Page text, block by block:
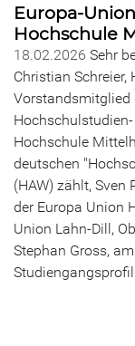
Europa-
Hochschule
18.02.2026 Sehr
Christian
Vorstandsmitglied
Hochschule
deutschen
(HAW) zählt, Sven
der Europa Union
Union Lahn-Dill,
Stephan Gross,